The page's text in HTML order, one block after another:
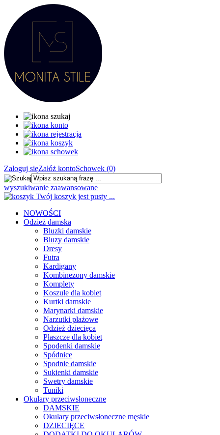
Zaloguj sięZałóż kontoSchowek (0)
wyszukiwanie zaawansowane
Twój koszyk jest pusty ...
NOWOŚCI
Odzież damska
Bluzki damskie
Bluzy damskie
Dresy
Futra
Kardigany
Kombinezony damskie
Komplety
Koszule dla kobiet
Kurtki damskie
Marynarki damskie
Narzutki plażowe
Odzież dziecięca
Płaszcze dla kobiet
Spodenki damskie
Spódnice
Spodnie damskie
Sukienki damskie
Swetry damskie
Tuniki
Okulary przeciwsłoneczne
DAMSKIE
Okulary przeciwsłoneczne męskie
DZIECIĘCE